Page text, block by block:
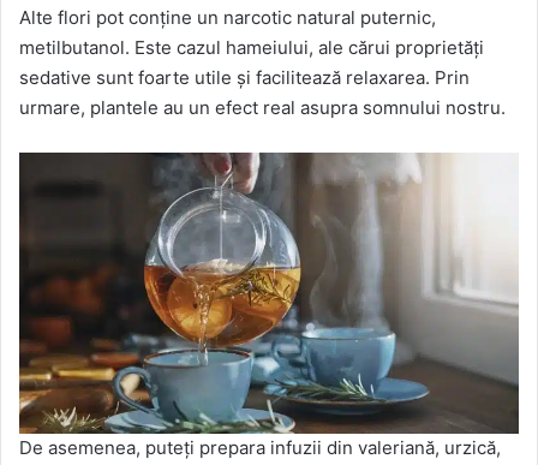
Alte flori pot conține un narcotic natural puternic,
metilbutanol. Este cazul hameiului, ale cărui proprietăți
sedative sunt foarte utile și facilitează relaxarea. Prin
urmare, plantele au un efect real asupra somnului nostru.
De asemenea, puteți prepara infuzii din valeriană, urzică,